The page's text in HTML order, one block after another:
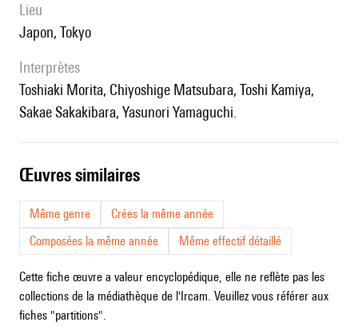
lieu
Japon, Tokyo
interprètes
Toshiaki Morita, Chiyoshige Matsubara, Toshi Kamiya,
Sakae Sakakibara, Yasunori Yamaguchi.
œuvres similaires
Même genre
Crées la même année
Composées la même année
Même effectif détaillé
Cette fiche œuvre a valeur encyclopédique, elle ne reflète pas les
collections de la médiathèque de l'Ircam. Veuillez vous référer aux
fiches "partitions".